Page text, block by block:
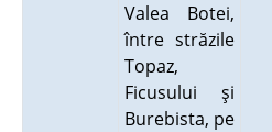
Valea Botei,
între străzile
Topaz,
Ficusului şi
Burebista, pe